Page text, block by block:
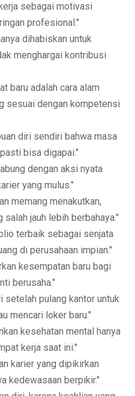
sebagai motivasi
profesional."
dihabiskan untuk
menghargai kontribusi
baru adalah cara alam
sesuai dengan kompetensi
diri sendiri bahwa masa
bisa digapai."
dengan aksi nyata
yang mulus."
memang menakutkan,
jauh lebih berbahaya."
terbaik sebagai senjata
di perusahaan impian."
kesempatan baru bagi
berusaha."
setelah pulang kantor untuk
mencari loker baru."
kesehatan mental hanya
kerja saat ini."
karier yang dipikirkan
kedewasaan berpikir."